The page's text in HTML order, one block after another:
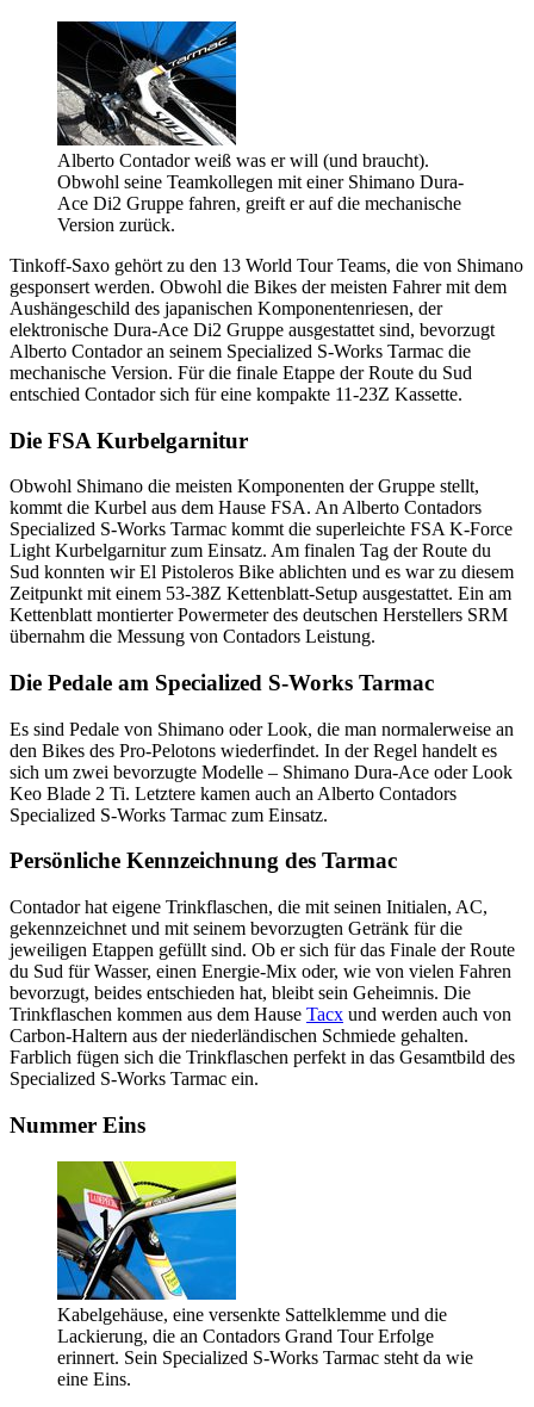
Alberto Contador weiß was er will (und braucht).
Obwohl seine Teamkollegen mit einer Shimano Dura-
Ace Di2 Gruppe fahren, greift er auf die mechanische
Version zurück.
Tinkoff-Saxo gehört zu den 13 World Tour Teams, die von Shimano
gesponsert werden. Obwohl die Bikes der meisten Fahrer mit dem
Aushängeschild des japanischen Komponentenriesen, der
elektronische Dura-Ace Di2 Gruppe ausgestattet sind, bevorzugt
Alberto Contador an seinem Specialized S-Works Tarmac die
mechanische Version. Für die finale Etappe der Route du Sud
entschied Contador sich für eine kompakte 11-23Z Kassette.
Die FSA Kurbelgarnitur
Obwohl Shimano die meisten Komponenten der Gruppe stellt,
kommt die Kurbel aus dem Hause FSA. An Alberto Contadors
Specialized S-Works Tarmac kommt die superleichte FSA K-Force
Light Kurbelgarnitur zum Einsatz. Am finalen Tag der Route du
Sud konnten wir El Pistoleros Bike ablichten und es war zu diesem
Zeitpunkt mit einem 53-38Z Kettenblatt-Setup ausgestattet. Ein am
Kettenblatt montierter Powermeter des deutschen Herstellers SRM
übernahm die Messung von Contadors Leistung.
Die Pedale am Specialized S-Works Tarmac
Es sind Pedale von Shimano oder Look, die man normalerweise an
den Bikes des Pro-Pelotons wiederfindet. In der Regel handelt es
sich um zwei bevorzugte Modelle – Shimano Dura-Ace oder Look
Keo Blade 2 Ti. Letztere kamen auch an Alberto Contadors
Specialized S-Works Tarmac zum Einsatz.
Persönliche Kennzeichnung des Tarmac
Contador hat eigene Trinkflaschen, die mit seinen Initialen, AC,
gekennzeichnet und mit seinem bevorzugten Getränk für die
jeweiligen Etappen gefüllt sind. Ob er sich für das Finale der Route
du Sud für Wasser, einen Energie-Mix oder, wie von vielen Fahren
bevorzugt, beides entschieden hat, bleibt sein Geheimnis. Die
Trinkflaschen kommen aus dem Hause Tacx und werden auch von
Carbon-Haltern aus der niederländischen Schmiede gehalten.
Farblich fügen sich die Trinkflaschen perfekt in das Gesamtbild des
Specialized S-Works Tarmac ein.
Nummer Eins
Kabelgehäuse, eine versenkte Sattelklemme und die
Lackierung, die an Contadors Grand Tour Erfolge
erinnert. Sein Specialized S-Works Tarmac steht da wie
eine Eins.